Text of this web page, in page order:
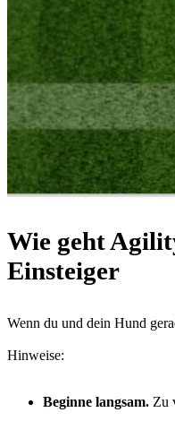
Wie geht
Einsteiger
Wenn du und dein Hund
Hinweise:
Beginne langsam. Zu